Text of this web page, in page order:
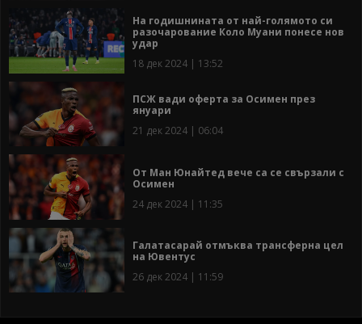
На годишнината от най-голямото си
разочарование Коло Муани понесе нов
удар
18 дек 2024 | 13:52
ПСЖ вади оферта за Осимен през
януари
21 дек 2024 | 06:04
От Ман Юнайтед вече са се свързали с
Осимен
24 дек 2024 | 11:35
Галатасарай отмъква трансферна цел
на Ювентус
26 дек 2024 | 11:59